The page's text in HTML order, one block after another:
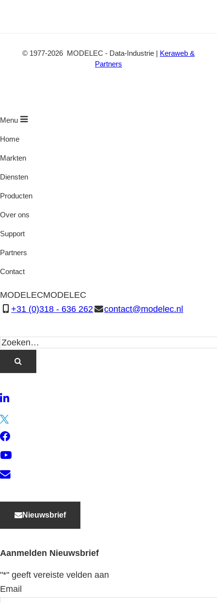
© 1977-2026 MODELEC - Data-Industrie | Keraweb &
Partners
Menu
Home
Markten
Diensten
Producten
Over ons
Support
Partners
Contact
MODELECMODELEC
+31 (0)318 - 636 262
contact@modelec.nl
LinkedIn
YouTube
Contact
Nieuwsbrief
Aanmelden Nieuwsbrief
"*" geeft vereiste velden aan
Email